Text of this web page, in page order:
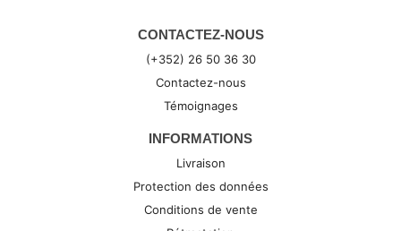
CONTACTEZ-NOUS
(+352) 26 50 36 30
Contactez-nous
Témoignages
INFORMATIONS
Livraison
Protection des données
Conditions de vente